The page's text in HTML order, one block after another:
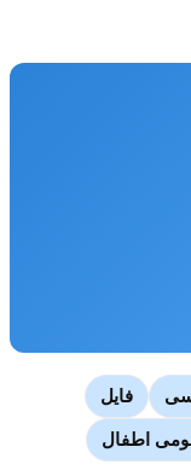
فایل
اطفال